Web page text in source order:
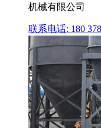
机械有限公司
联系电话: 180